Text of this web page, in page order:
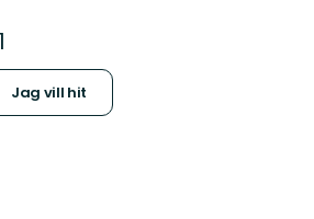
Jag vill hit